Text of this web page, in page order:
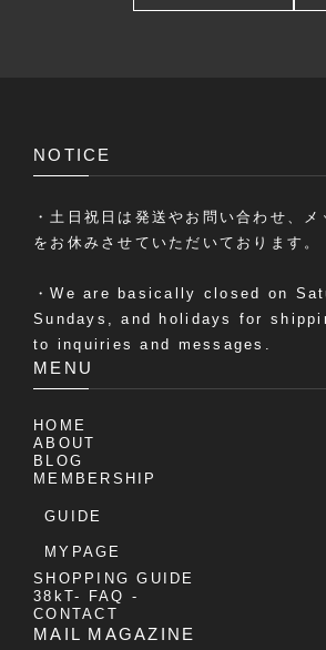
NOTICE
・土日祝日は発送やお問い合わせ、
をお休みさせていただいております。
・We are basically closed on
Sundays, and holidays for
to inquiries and messages.
MENU
HOME
ABOUT
BLOG
MEMBERSHIP
GUIDE
MYPAGE
SHOPPING GUIDE
38kT- FAQ -
CONTACT
MAIL MAGAZINE